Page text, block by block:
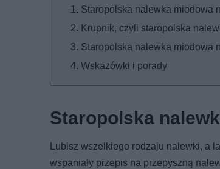
Staropolska nalewka miodowa
Krupnik, czyli staropolska
Staropolska nalewka miodowa
Wskazówki i porady
Staropolska
Lubisz wszelkiego rodzaju nalewki, a
wspaniały przepis na przepyszną